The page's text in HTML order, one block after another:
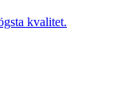
kvalitet.